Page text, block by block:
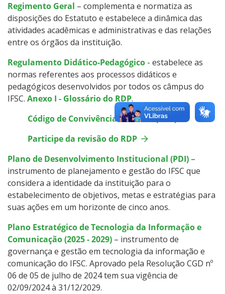
Regimento Geral – complementa e normatiza as
disposições do Estatuto e estabelece a dinâmica das
atividades acadêmicas e administrativas e das relações
entre os órgãos da instituição.
Regulamento Didático-Pedagógico - estabelece as
normas referentes aos processos didáticos e
pedagógicos desenvolvidos por todos os câmpus do
IFSC. Anexo I - Glossário do RDP.
Código de Convivência Discente (CCD)
Participe da revisão do RDP
Plano de Desenvolvimento Institucional (PDI) –
instrumento de planejamento e gestão do IFSC que
considera a identidade da instituição para o
estabelecimento de objetivos, metas e estratégias para
suas ações em um horizonte de cinco anos.
Plano Estratégico de Tecnologia da Informação e
Comunicação (2025 - 2029) – instrumento de
governança e gestão em tecnologia da informação e
comunicação do IFSC. Aprovado pela Resolução CGD nº
06 de 05 de julho de 2024 tem sua vigência de
02/09/2024 à 31/12/2029.